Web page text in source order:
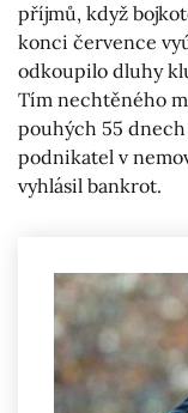
příjmů, když
konci července
odkoupilo dluhy
Tím nechtěného
pouhých 55
podnikatel v
vyhlásil bankrot.